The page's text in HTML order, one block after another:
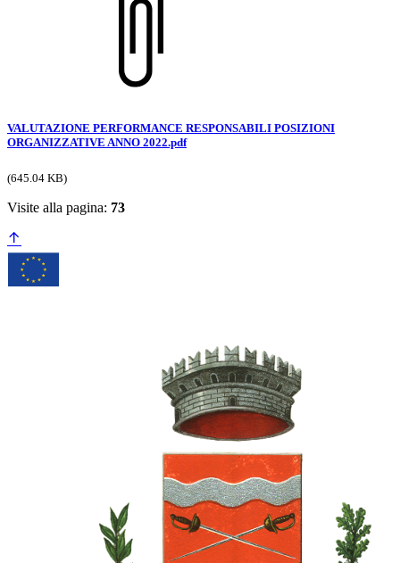
VALUTAZIONE PERFORMANCE RESPONSABILI POSIZIONI
ORGANIZZATIVE ANNO 2022.pdf
(645.04 KB)
Visite alla pagina: 73